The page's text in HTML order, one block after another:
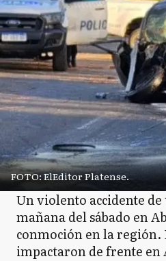
FOTO: ElEditor Platense.
Un violento accidente
mañana del sábado en
conmoción en la región.
impactaron de frente en